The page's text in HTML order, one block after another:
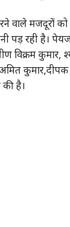
मजदूरों को
रही है।
विक्रम
है।